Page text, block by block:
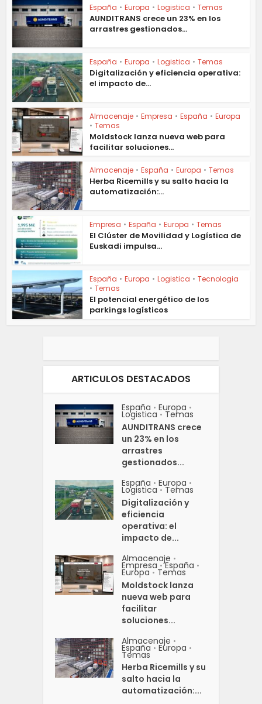
España • Europa • Logistica • Temas
AUNDITRANS crece un 23% en los
arrastres gestionados...
España • Europa • Logistica • Temas
Digitalización y eficiencia operativa:
el impacto de...
Almacenaje • Empresa • España • Europa
• Temas
Moldstock lanza nueva web para
facilitar soluciones...
Almacenaje • España • Europa • Temas
Herba Ricemills y su salto hacia la
automatización:...
Empresa • España • Europa • Temas
El Clúster de Movilidad y Logística de
Euskadi impulsa...
España • Europa • Logistica • Tecnologia
• Temas
El potencial energético de los
parkings logísticos
ARTICULOS DESTACADOS
España • Europa •
Logistica • Temas
AUNDITRANS crece
un 23% en los
arrastres
gestionados...
España • Europa •
Logistica • Temas
Digitalización y
eficiencia
operativa: el
impacto de...
Almacenaje •
Empresa • España •
Europa • Temas
Moldstock lanza
nueva web para
facilitar
soluciones...
Almacenaje •
España • Europa •
Temas
Herba Ricemills y su
salto hacia la
automatización:...